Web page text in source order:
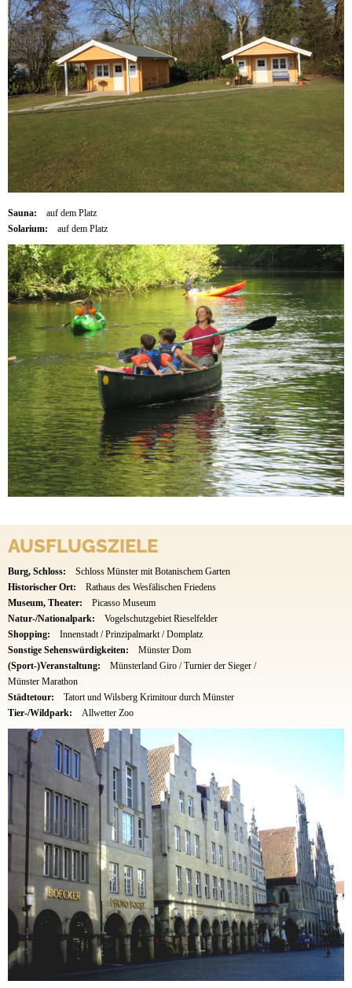
Sauna:
auf dem Platz
Solarium:
auf dem Platz
AUSFLUGSZIELE
Burg, Schloss:
Schloss Münster mit Botanischem Garten
Historischer Ort:
Rathaus des Wesfälischen Friedens
Museum, Theater:
Picasso Museum
Natur-/Nationalpark:
Vogelschutzgebiet Rieselfelder
Shopping:
Innenstadt / Prinzipalmarkt / Domplatz
Sonstige Sehenswürdigkeiten:
Münster Dom
(Sport-)Veranstaltung:
Münsterland Giro / Turnier der Sieger /
Münster Marathon
Städtetour:
Tatort und Wilsberg Krimitour durch Münster
Tier-/Wildpark:
Allwetter Zoo